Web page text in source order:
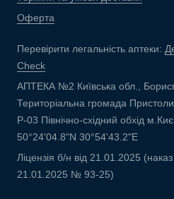
Оферта
Перевірити легальність аптеки:
Check
АПТЕКА №2 Київська обл.,
Територіальна громада
Р-03 Північно-східний обхід
50°24'04.8"N 30°54'43.2"E
Ліцензія б/н від 21.01.2025
21.01.2025 № 93-25)